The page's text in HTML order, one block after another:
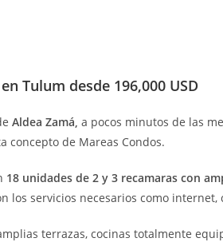
Tulum desde 196,000 USD
Aldea Zamá, a pocos minutos de las
concepto de Mareas Condos.
18 unidades de 2 y 3 recamaras con
los servicios necesarios como
terrazas, cocinas totalmente